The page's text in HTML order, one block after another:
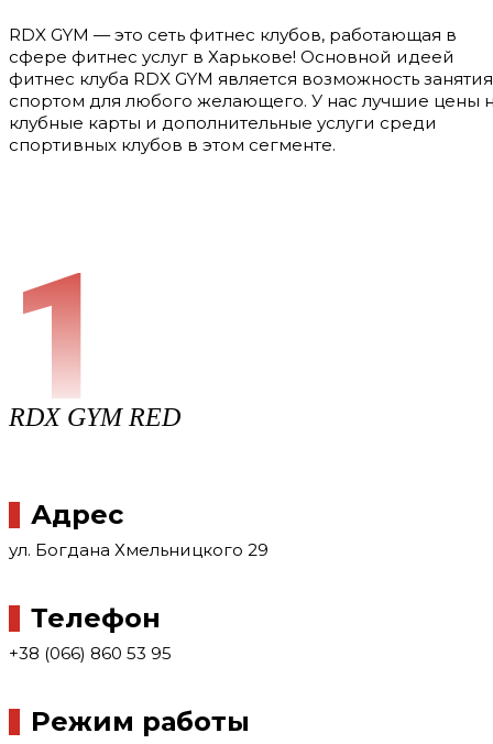
RDX GYM — это сеть фитнес клубов, работающая в
сфере фитнес услуг в Харькове! Основной идеей
фитнес клуба RDX GYM является возможность занятия
спортом для любого желающего. У нас лучшие цены
клубные карты и дополнительные услуги среди
спортивных клубов в этом сегменте.
1
RDX GYM RED
Адрес
ул. Богдана Хмельницкого 29
Телефон
+38 (066) 860 53 95
Режим работы